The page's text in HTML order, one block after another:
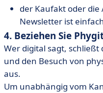
der Kaufakt oder
Newsletter ist
4. Beziehen Sie
Wer digital sagt,
und den Besuch von
aus.
Um unabhängig vom